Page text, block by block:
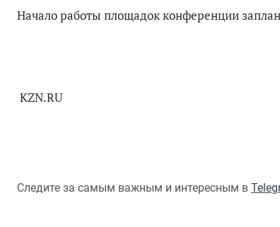
Начало работы площадок конференции
KZN.RU
Следите за самым важным и интересным в